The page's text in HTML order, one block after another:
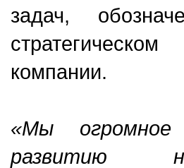
задач,
компании.
«Мы огромное
развитию